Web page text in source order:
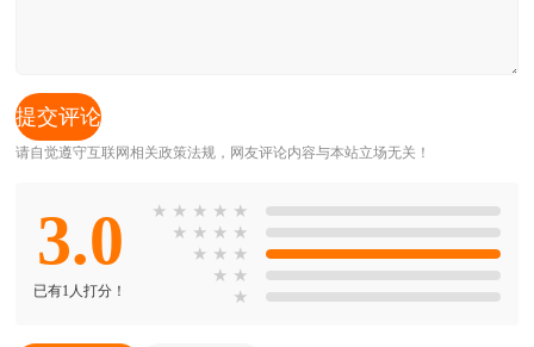
请自觉遵守互联网相关政策法规，网友评论内容与本站立场无关！
3.0
已有1人打分！
★ ★ ★ ★ ★
★ ★ ★ ★
★ ★ ★
★ ★
★